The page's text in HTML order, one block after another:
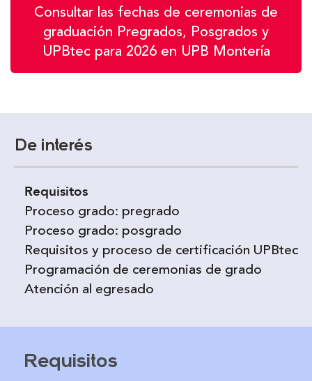
Consultar las fechas de ceremonias de
graduación Pregrados, Posgrados y
UPBtec para 2026 en UPB Montería
De interés
Requisitos
Proceso grado: pregrado
Proceso grado: posgrado
Requisitos y proceso de certificación UPBtec
Programación de ceremonias de grado
Atención al egresado
Requisitos